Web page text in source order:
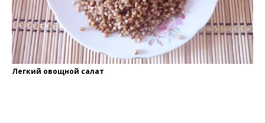
Легкий овощной салат